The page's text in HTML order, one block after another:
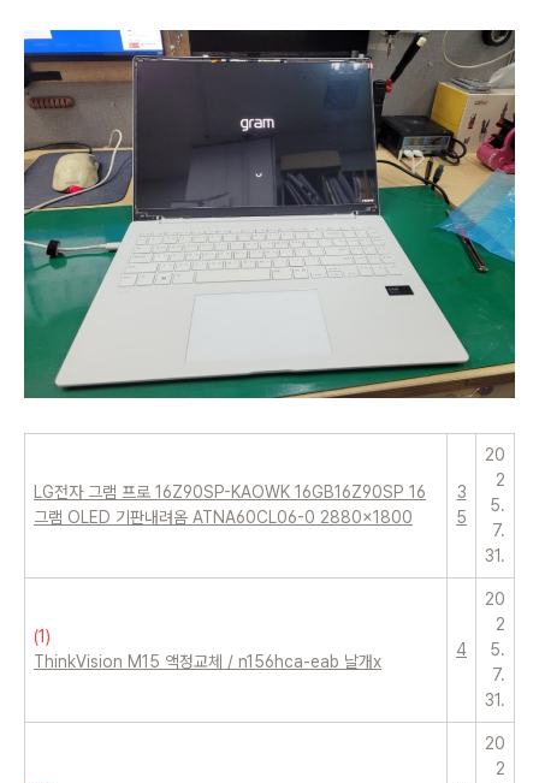
LG전자 그램 프로 16Z90SP-KAOWK 16GB16Z90SP 16
그램 OLED 기판내려옴 ATNA60CL06-0 2880x1800
3
5
20
2
5.
7.
31.
(1)
ThinkVision M15 액정교체 / n156hca-eab 날개x
4
20
2
5.
7.
31.
20
2